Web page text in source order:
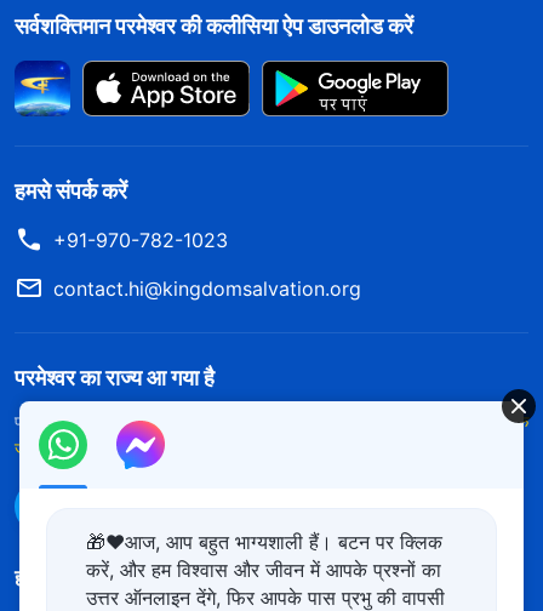
सर्वशक्तिमान परमेश्वर की कलीसिया ऐप डाउनलोड करें
हमसे संपर्क करें
+91-970-782-1023
contact.hi@kingdomsalvation.org
परमेश्वर का राज्य आ गया है
परमेश्वर का राज्य पृथ्वी पर आ गया है! क्या आप इसमें प्रवेश करना चाहते हैं?
और अधिक
जानें
हमारा अनुसरण करें
🎁❤️आज, आप बहुत भाग्यशाली हैं। बटन पर क्लिक
करें, और हम विश्वास और जीवन में आपके प्रश्नों का
उत्तर ऑनलाइन देंगे, फिर आपके पास प्रभु की वापसी